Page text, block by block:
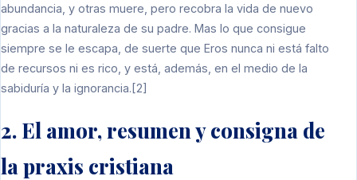
abundancia, y otras muere, pero recobra la vida de nuevo
gracias a la naturaleza de su padre. Mas lo que consigue
siempre se le escapa, de suerte que Eros nunca ni está falto
de recursos ni es rico, y está, además, en el medio de la
sabiduría y la ignorancia.[2]
2. El amor, resumen y consigna de
la praxis cristiana